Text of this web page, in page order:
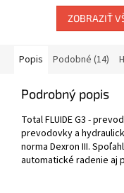
ZOBRAZIŤ
Popis Podobné (14)
Podrobný popis
Total FLUIDE G3 -
prevodovky a
norma Dexron III.
automatické radenie aj